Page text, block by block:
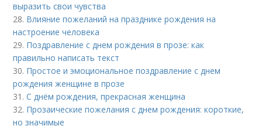
выразить свои чувства
28. Влияние пожеланий на празднике рождения на
настроение человека
29. Поздравление с днем рождения в прозе: как
правильно написать текст
30. Простое и эмоциональное поздравление с днем
рождения женщине в прозе
31.С днём рождения, прекрасная женщина
32. Прозаические пожелания с днем рождения: короткие,
но значимые